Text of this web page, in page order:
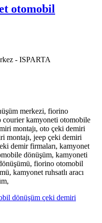
otomobil
- ISPARTA
merkezi, fiorino
kamyoneti otomobile
montajı, oto çeki demiri
montajı, jeep çeki demiri
demir firmaları, kamyonet
dönüşüm, kamyoneti
fiorino otomobil
kamyonet ruhsatlı aracı
dönüşüm çeki demiri